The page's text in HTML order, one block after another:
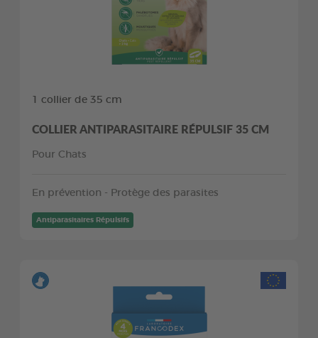
1 collier de 35 cm
COLLIER ANTIPARASITAIRE RÉPULSIF 35 CM
Pour Chats
En prévention - Protège des parasites
Antiparasitaires Répulsifs